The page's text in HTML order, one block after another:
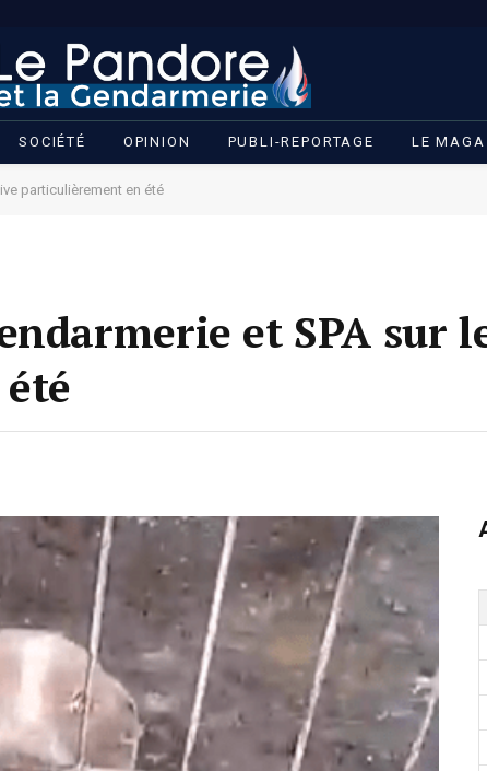
SOCIÉTÉ OPINION PUBLI-REPORTAGE LE
particulièrement en été
et SPA sur